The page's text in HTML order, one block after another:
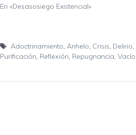
En «Desasosiego Existencial»
Etiquetas
Adoctrinamiento, Anhelo, Crisis, Delirio,
Purificación, Reflexión, Repugnancia, Vacío